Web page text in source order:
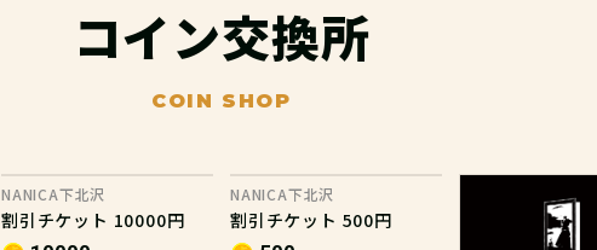
コイン交換所
COIN SHOP
NANICA下北沢
割引チケット 10000円
NANICA下北沢
割引チケット 500円